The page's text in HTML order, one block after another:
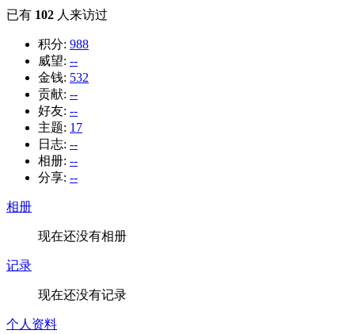
已有 102 人来访过
积分: 988
威望: --
金钱: 532
贡献: --
好友: --
主题: 17
日志: --
相册: --
分享: --
相册
现在还没有相册
记录
现在还没有记录
个人资料